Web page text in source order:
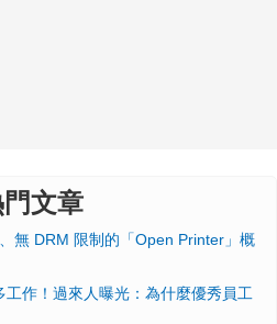
文章
無 DRM 限制的「Open Printer」概
工作！過來人曝光：為什麼優秀員工